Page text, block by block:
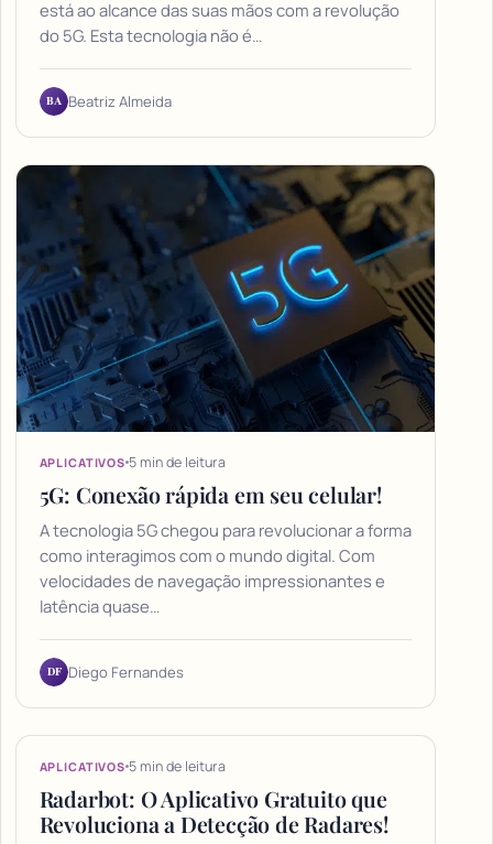
está ao alcance das suas mãos com a revolução
do 5G. Esta tecnologia não é…
BA Beatriz Almeida
APLICATIVOS 5 min de leitura
5G: Conexão rápida em seu celular!
A tecnologia 5G chegou para revolucionar a forma
como interagimos com o mundo digital. Com
velocidades de navegação impressionantes e
latência quase…
DF Diego Fernandes
APLICATIVOS 5 min de leitura
Radarbot: O Aplicativo Gratuito que
Revoluciona a Detecção de Radares!